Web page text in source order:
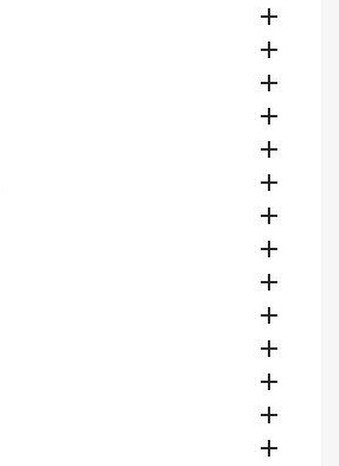













